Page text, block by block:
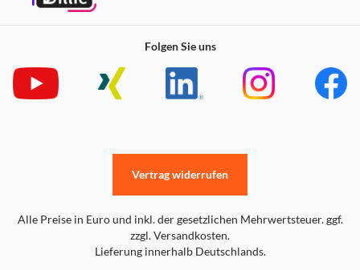
Folgen Sie uns
Alle Preise in Euro und inkl. der gesetzlichen Mehrwertsteuer. ggf.
zzgl. Versandkosten.
Lieferung innerhalb Deutschlands.
Vertrag widerrufen